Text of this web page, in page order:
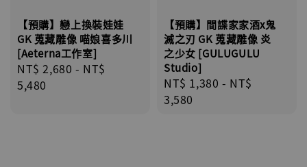
【預購】戀上換裝娃娃
GK 蒐藏雕像 喵娘喜多川
[Aeterna工作室]
Regular
price
NT$ 2,680 - NT$
5,480
【預購】間諜家家酒x鬼
滅之刃 GK 蒐藏雕像 炎
之少女 [GULUGULU
Studio]
Regular
price
NT$ 1,380 - NT$
3,580